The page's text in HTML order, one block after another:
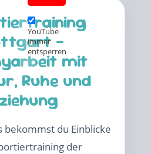
YouTube
immer
entsperren
–
mit
Ruhe und
bekommst du Einblicke
der